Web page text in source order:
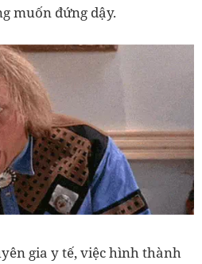
muốn đứng dậy.
gia y tế, việc hình thành